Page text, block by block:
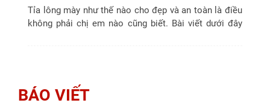
Tỉa lông mày như thế nào cho đẹp và an toàn là điều
không phải chị em nào cũng biết. Bài viết dưới đây
BÁO VIẾT